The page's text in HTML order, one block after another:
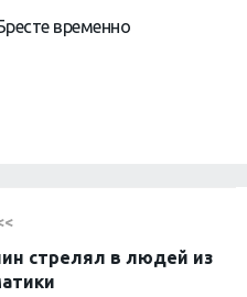
временно
стрелял в людей из